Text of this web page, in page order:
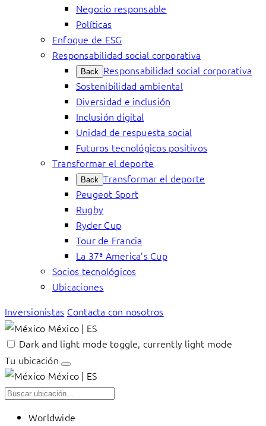
Negocio responsable
Políticas
Enfoque de ESG
Responsabilidad social corporativa
Back Responsabilidad social corporativa
Sostenibilidad ambiental
Diversidad e inclusión
Inclusión digital
Unidad de respuesta social
Futuros tecnológicos positivos
Transformar el deporte
Back Transformar el deporte
Peugeot Sport
Rugby
Ryder Cup
Tour de Francia
La 37ª America’s Cup
Socios tecnológicos
Ubicaciones
Inversionistas Contacta con nosotros
México | ES
Dark and light mode toggle, currently light mode
Tu ubicación
México | ES
Worldwide